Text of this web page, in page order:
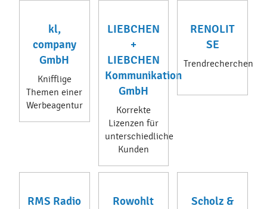
kl,
company
GmbH
Knifflige
Themen einer
Werbeagentur
LIEBCHEN
+
LIEBCHEN
Kommunikation
GmbH
Korrekte
Lizenzen für
unterschiedliche
Kunden
RENOLIT
SE
Trendrecherchen
RMS Radio
Rowohlt
Scholz &